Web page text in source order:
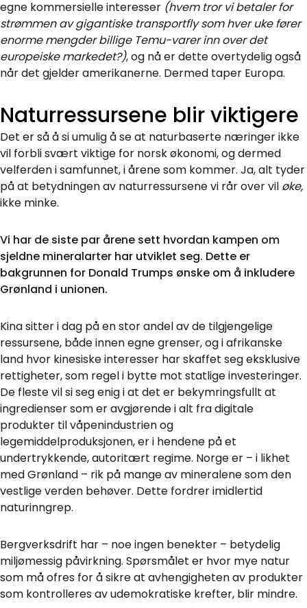
egne kommersielle interesser (hvem tror vi betaler for
strømmen av gigantiske transportfly som hver uke fører
enorme mengder billige Temu-varer inn over det
europeiske markedet?), og nå er dette overtydelig også
når det gjelder amerikanerne. Dermed taper Europa.
Naturressursene blir viktigere
Det er så å si umulig å se at naturbaserte næringer ikke
vil forbli svært viktige for norsk økonomi, og dermed
velferden i samfunnet, i årene som kommer. Ja, alt tyder
på at betydningen av naturressursene vi rår over vil øke,
ikke minke.
Vi har de siste par årene sett hvordan kampen om
sjeldne mineralarter har utviklet seg. Dette er
bakgrunnen for Donald Trumps ønske om å inkludere
Grønland i unionen.
Kina sitter i dag på en stor andel av de tilgjengelige
ressursene, både innen egne grenser, og i afrikanske
land hvor kinesiske interesser har skaffet seg eksklusive
rettigheter, som regel i bytte mot statlige investeringer.
De fleste vil si seg enig i at det er bekymringsfullt at
ingredienser som er avgjørende i alt fra digitale
produkter til våpenindustrien og
legemiddelproduksjonen, er i hendene på et
undertrykkende, autoritært regime. Norge er – i likhet
med Grønland – rik på mange av mineralene som den
vestlige verden behøver. Dette fordrer imidlertid
naturinngrep.
Bergverksdrift har – noe ingen benekter – betydelig
miljømessig påvirkning. Spørsmålet er hvor mye natur
som må ofres for å sikre at avhengigheten av produkter
som kontrolleres av udemokratiske krefter, blir mindre.